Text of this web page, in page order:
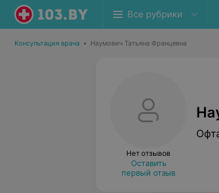
Все рубрики
Консультация врача • Наумович Татьяна Францевна
Нет отзывов
Оставить
первый отзыв